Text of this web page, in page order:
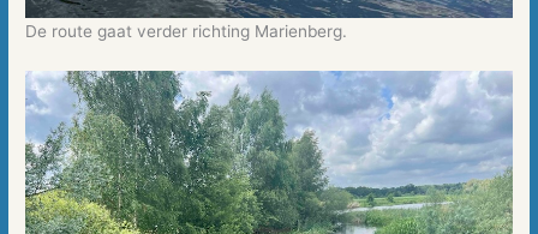
De route gaat verder richting Marienberg.